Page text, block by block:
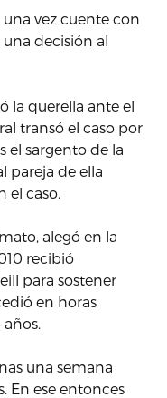
vez cuente con
decisión al
la querella ante el
transó el caso por
el sargento de la
pareja de ella
caso.
alegó en la
recibió
para sostener
en horas
una semana
En ese entonces